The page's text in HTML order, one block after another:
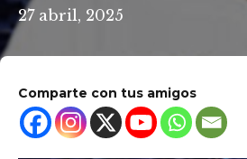
27 abril, 2025
Comparte con tus amigos